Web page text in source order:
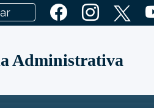
Administrativa